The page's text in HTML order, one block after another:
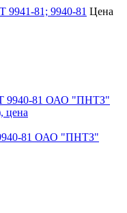
81; 9940-81 Цена
81 ОАО "ПНТЗ"